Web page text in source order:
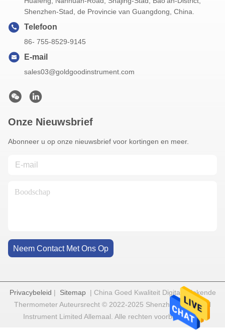
Shenzhen-Stad, de Provincie van Guangdong, China.
Telefoon
86- 755-8529-9145
E-mail
sales03@goldgoodinstrument.com
Onze Nieuwsbrief
Abonneer u op onze nieuwsbrief voor kortingen en meer.
Neem Contact Met Ons Op
Privacybeleid | Sitemap| China Goed Kwaliteit Digitale Kokende
Thermometer Auteursrecht © 2022-2025 Shenzhen Goldgood
Instrument Limited Allemaal. Alle rechten voorbehouden.